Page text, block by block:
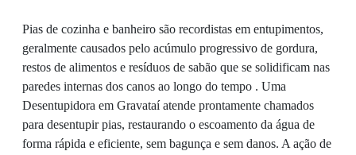
Pias de cozinha e banheiro são recordistas em entupimentos,
geralmente causados pelo acúmulo progressivo de gordura,
restos de alimentos e resíduos de sabão que se solidificam nas
paredes internas dos canos ao longo do tempo . Uma
Desentupidora em Gravataí atende prontamente chamados
para desentupir pias, restaurando o escoamento da água de
forma rápida e eficiente, sem bagunça e sem danos. A ação de